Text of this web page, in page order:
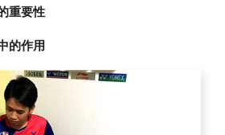
重要性
的作用